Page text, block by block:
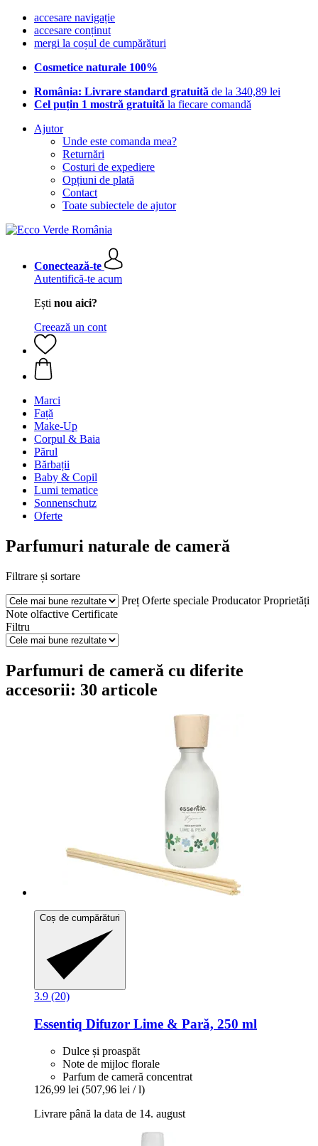
accesare navigație
accesare conținut
mergi la coșul de cumpărături
Cosmetice naturale 100%
România: Livrare standard gratuită de la 340,89 lei
Cel puțin 1 mostră gratuită la fiecare comandă
Ajutor
Unde este comanda mea?
Returnări
Costuri de expediere
Opțiuni de plată
Contact
Toate subiectele de ajutor
Conectează-te
Autentifică-te acum
Ești nou aici?
Creează un cont
Marci
Față
Make-Up
Corpul & Baia
Părul
Bărbații
Baby & Copil
Lumi tematice
Sonnenschutz
Oferte
Parfumuri naturale de cameră
Filtrare și sortare
Preț Oferte speciale Producator Proprietăți
Note olfactive Certificate
Filtru
Parfumuri de cameră cu diferite
accesorii: 30 articole
Coș de cumpărături
3.9 (20)
Essentiq Difuzor Lime & Pară, 250 ml
Dulce și proaspăt
Note de mijloc florale
Parfum de cameră concentrat
126,99 lei (507,96 lei / l)
Livrare până la data de 14. august